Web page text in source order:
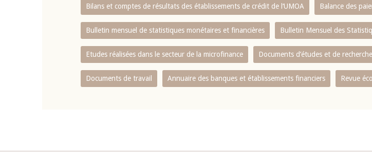
Bilans et comptes de résultats des établissements de crédit de l‘UMOA Balance des
Bulletin mensuel de statistiques monétaires et financières Bulletin Mensuel des
Etudes réalisées dans le secteur de la microfinance Documents d’études et de
Documents de travail Annuaire des banques et établissements financiers Revue